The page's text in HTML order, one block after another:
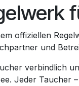
offiziellen
und
verbindlich
Jeder Taucher